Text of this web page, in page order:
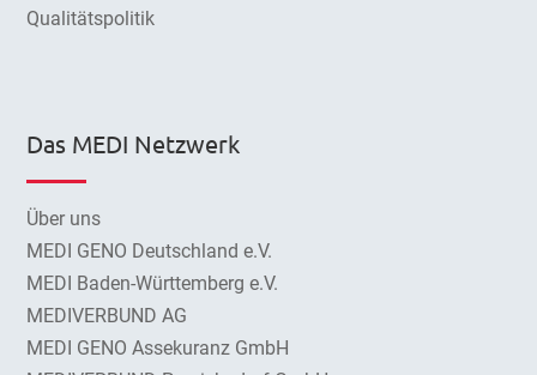
Qualitätspolitik
Das MEDI Netzwerk
Über uns
MEDI GENO Deutschland e.V.
MEDI Baden-Württemberg e.V.
MEDIVERBUND AG
MEDI GENO Assekuranz GmbH